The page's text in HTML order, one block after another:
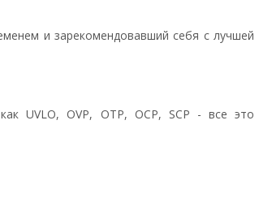
и зарекомендовавший себя с лучшей
UVLO, OVP, OTP, OCP, SCP - все это